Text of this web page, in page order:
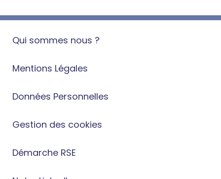
Qui sommes nous ?
Mentions Légales
Données Personnelles
Gestion des cookies
Démarche RSE